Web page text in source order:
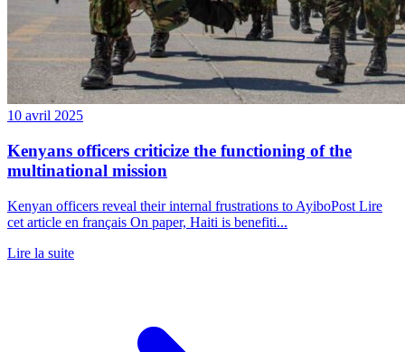
10 avril 2025
Kenyans officers criticize the functioning of the
multinational mission
Kenyan officers reveal their internal frustrations to AyiboPost Lire
cet article en français On paper, Haiti is benefiti...
Lire la suite